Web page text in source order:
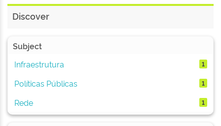
Discover
Subject
Infraestrutura
1
Políticas Públicas 1
Rede 1